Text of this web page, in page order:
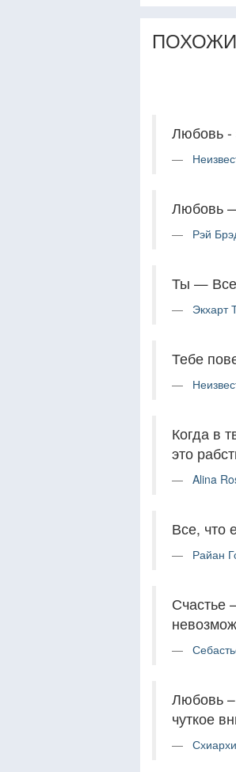
Любовь -
Любовь —
Рэй
Ты —
Экхарт
Тебе
Когда в
это
Alina
Все, что
Райан
Счастье
Любовь –
чуткое